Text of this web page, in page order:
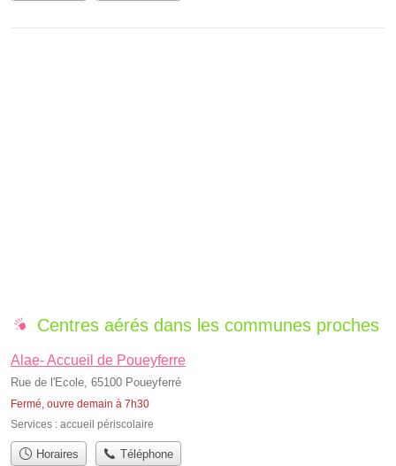
Centres aérés dans les communes proches
Alae- Accueil de Poueyferre
Rue de l'Ecole, 65100 Poueyferré
Fermé, ouvre demain à 7h30
Services : accueil périscolaire
Horaires Téléphone